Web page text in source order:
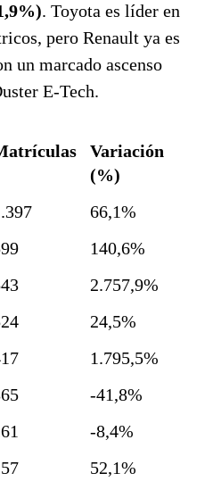
. Toyota es líder en
pero Renault ya es
un marcado ascenso
E-Tech.
Variación
(%)
66,1%
140,6%
2.757,9%
24,5%
1.795,5%
-41,8%
-8,4%
52,1%